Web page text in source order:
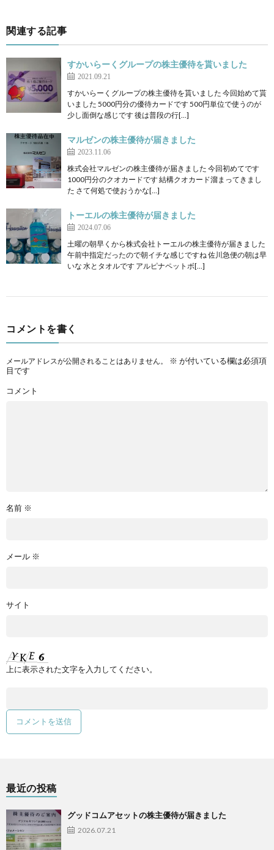
関連する記事
すかいらーくグループの株主優待を貰いました
2021.09.21
すかいらーくグループの株主優待を貰いました 今回始めて貰
いました 5000円分の優待カードです 500円単位で使うのが
少し面倒な感じです 後は普段の行[…]
マルゼンの株主優待が届きました
2023.11.06
株式会社マルゼンの株主優待が届きました 今回初めてです
1000円分のクオカードです 結構クオカード溜まってきまし
た さて何処で使おうかな[…]
トーエルの株主優待が届きました
2024.07.06
土曜の朝早くから株式会社トーエルの株主優待が届きました
午前中指定だったので朝イチな感じですね 佐川急便の朝は早
いな 水とタオルです アルピナペットボ[…]
コメントを書く
メールアドレスが公開されることはありません。 ※ が付いている欄は必須項
目です
コメント
名前 ※
メール ※
サイト
上に表示された文字を入力してください。
最近の投稿
グッドコムアセットの株主優待が届きました
2026.07.21